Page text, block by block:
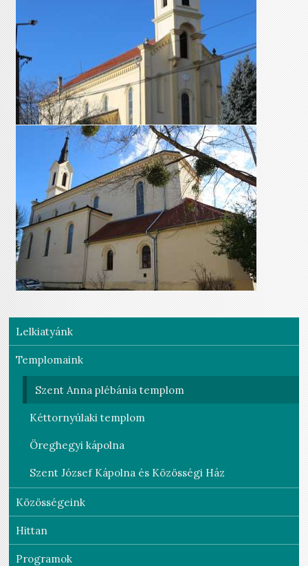
Lelkiatyánk
Templomaink
Szent Anna plébánia templom
Kéttornyúlaki templom
Öreghegyi kápolna
Szent József Kápolna és Közösségi Ház
Közösségeink
Hittan
Programok